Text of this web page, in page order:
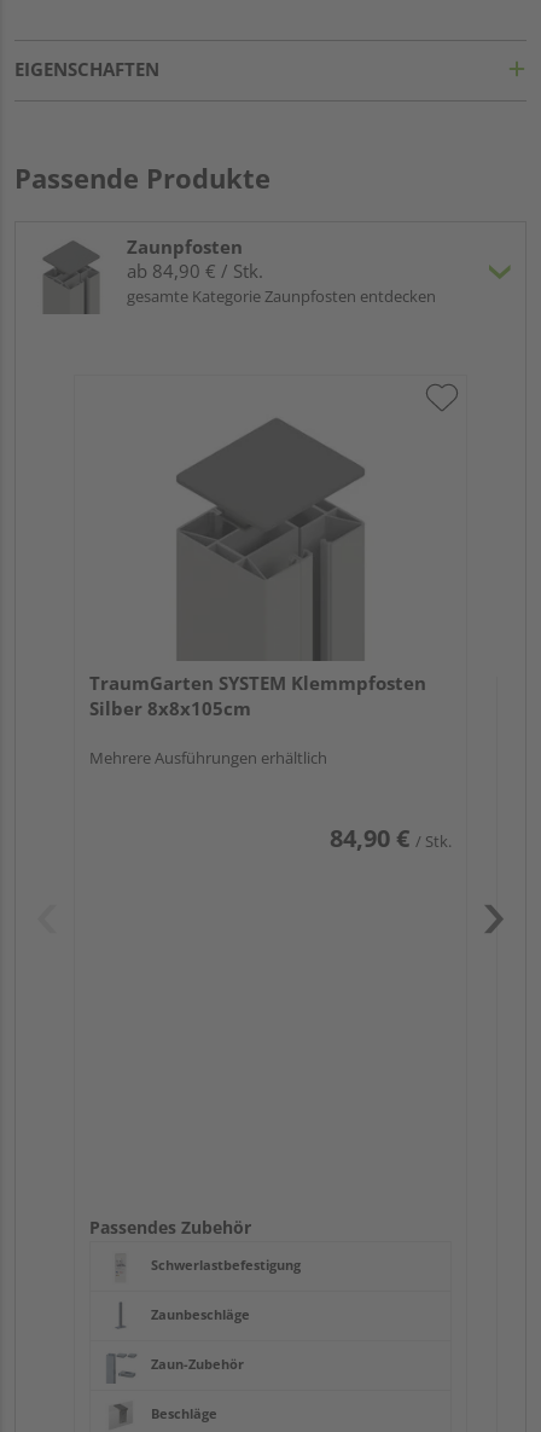
EIGENSCHAFTEN
Passende Produkte
Zaunpfosten
ab 84,90 € / Stk.
gesamte Kategorie Zaunpfosten entdecken
TraumGarten SYSTEM Klemmpfosten
Silber 8x8x105cm
Mehrere Ausführungen erhältlich
84,90 € / Stk.
Passendes Zubehör
Schwerlastbefestigung
Zaunbeschläge
Zaun-Zubehör
Beschläge